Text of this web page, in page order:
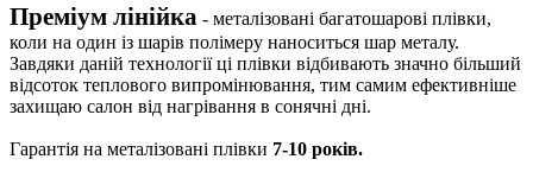
Преміум лінійка - металізовані багатошарові плівки,
коли на один із шарів полімеру наноситься шар металу.
Завдяки даній технології ці плівки відбивають значно більший
відсоток теплового випромінювання, тим самим ефективніше
захищаю салон від нагрівання в сонячні дні.
Гарантія на металізовані плівки 7-10 років.